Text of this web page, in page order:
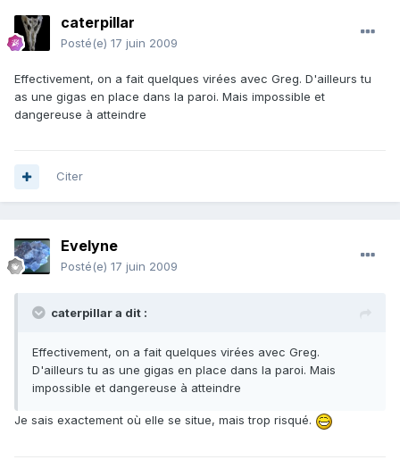
caterpillar
Posté(e) 17 juin 2009
Effectivement, on a fait quelques virées avec Greg. D'ailleurs tu
as une gigas en place dans la paroi. Mais impossible et
dangereuse à atteindre
Citer
Evelyne
Posté(e) 17 juin 2009
caterpillar a dit :
Effectivement, on a fait quelques virées avec Greg.
D'ailleurs tu as une gigas en place dans la paroi. Mais
impossible et dangereuse à atteindre
Je sais exactement où elle se situe, mais trop risqué.